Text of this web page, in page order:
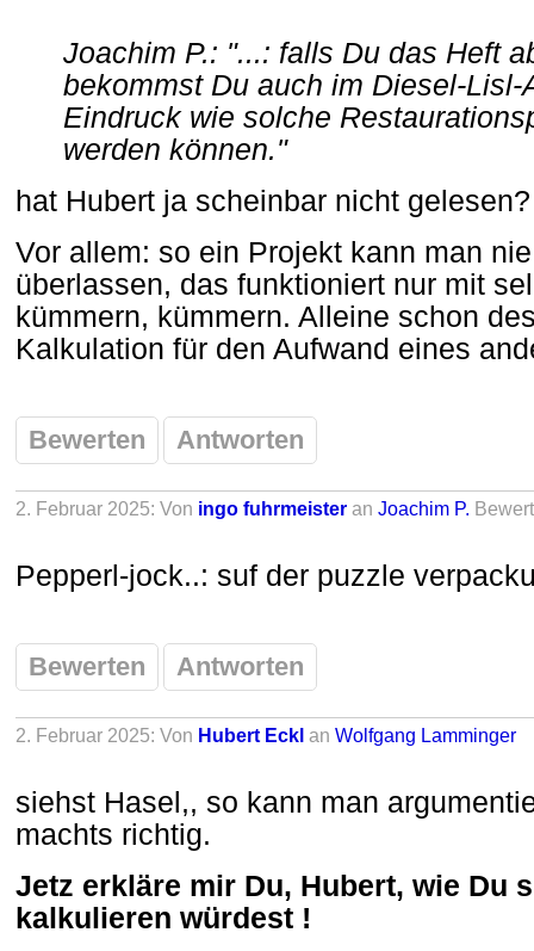
Joachim P.: "...: falls Du das Heft
bekommst Du auch im Diesel-Lisl-
Eindruck wie solche
werden können."
hat Hubert ja scheinbar nicht
Vor allem: so ein Projekt kann man
überlassen, das funktioniert nur mit
kümmern, kümmern. Alleine schon
Kalkulation für den Aufwand eines
Bewerten Antworten
2. Februar 2025: Von ingo fuhrmeister an Joachim P.
Pepperl-jock..: suf der puzzle
Bewerten Antworten
2. Februar 2025: Von Hubert Eckl an Wolfgang Lamminger
siehst Hasel,, so kann man
machts richtig.
Jetz erkläre mir Du, Hubert, wie Du
kalkulieren würdest !